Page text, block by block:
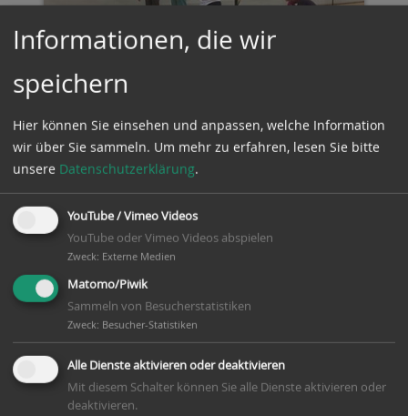
2019
Informationen, die wir
speichern
Hier können Sie einsehen und anpassen, welche Information
wir über Sie sammeln. Um mehr zu erfahren, lesen Sie bitte
unsere Datenschutzerklärung.
YouTube / Vimeo Videos
YouTube oder Vimeo Videos abspielen
Zweck: Externe Medien
Matomo/Piwik
Sammeln von Besucherstatistiken
Zweck: Besucher-Statistiken
Alle Dienste aktivieren oder deaktivieren
Mit diesem Schalter können Sie alle Dienste aktivieren oder
deaktivieren.